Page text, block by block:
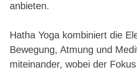
anbieten.
Hatha Yoga kombiniert die
Bewegung, Atmung und
miteinander, wobei der